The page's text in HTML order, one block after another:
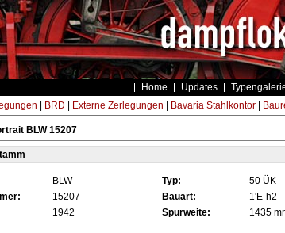
Home Updates
BRD Externe Zerlegungen Bavaria Stahlkontor|
BLW 15207
BLW Typ: 50 ÜK
15207 Bauart: 1'E-h2
1942 Spurweite: 1435